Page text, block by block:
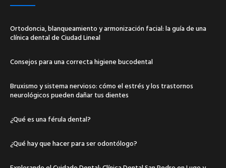
Ortodoncia, blanqueamiento y armonización facial: la guía de una
clínica dental de Ciudad Lineal
Consejos para una correcta higiene bucodental
Bruxismo y sistema nervioso: cómo el estrés y los trastornos
neurológicos pueden dañar tus dientes
¿Qué es una férula dental?
¿Qué hay que hacer para ser odontólogo?